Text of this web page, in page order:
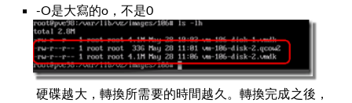
-O是大寫的o，不是0
硬碟越大，轉換所需要的時間越久。轉換完成之後，